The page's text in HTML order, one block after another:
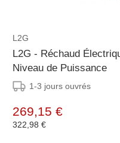
L2G
L2G - Réchaud
Niveau de Puissance
1-3 jours ouvrés
269,15 €
322,98 €